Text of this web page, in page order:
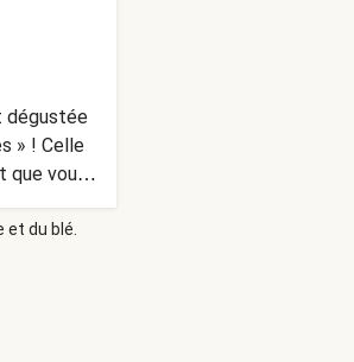
dégustée
» ! Celle
que vous
du blé.